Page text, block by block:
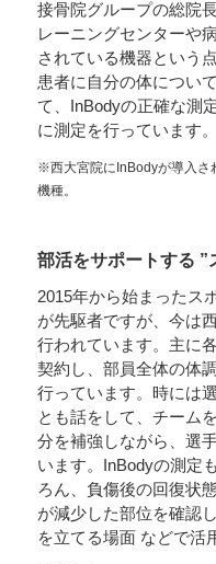
接骨院グループの総院
レーニングセンターや
されている機器という
患者に自分の体につい
て、InBodyの正確な測
に測定を行っています。
※西大宮院にInBodyが導入さ
機種。
部活をサポートする ”
2015年から始まったス
が先駆者ですが、今は
行われています。主に
契約し、部員全体の体
行っています。時には
とも話をして、チーム
分を補強しながら、選
います。InBodyの測定
ろん、負傷後の回復状
が減少した部位を確認
を立てる場面 などで活